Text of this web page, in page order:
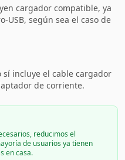
cargador compatible, ya
USB, según sea el caso de
sí incluye el cable cargador
de corriente.
reducimos el
de usuarios ya tienen
en casa.